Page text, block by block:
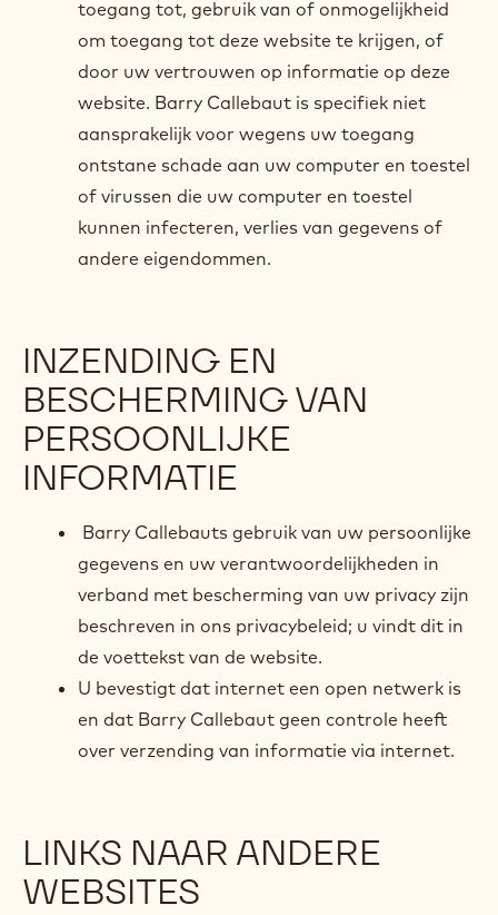
toegang tot, gebruik van of onmogelijkheid
om toegang tot deze website te krijgen, of
door uw vertrouwen op informatie op deze
website. Barry Callebaut is specifiek niet
aansprakelijk voor wegens uw toegang
ontstane schade aan uw computer en toestel
of virussen die uw computer en toestel
kunnen infecteren, verlies van gegevens of
andere eigendommen.
INZENDING EN
BESCHERMING VAN
PERSOONLIJKE
INFORMATIE
Barry Callebauts gebruik van uw persoonlijke
gegevens en uw verantwoordelijkheden in
verband met bescherming van uw privacy zijn
beschreven in ons privacybeleid; u vindt dit in
de voettekst van de website.
U bevestigt dat internet een open netwerk is
en dat Barry Callebaut geen controle heeft
over verzending van informatie via internet.
LINKS NAAR ANDERE
WEBSITES